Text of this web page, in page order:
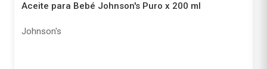
Aceite para Bebé Johnson's Puro x 200 ml
Johnson's